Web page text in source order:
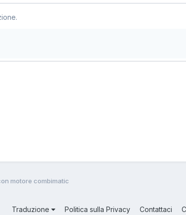
motore combimatic
Traduzione Politica sulla Privacy Contattaci